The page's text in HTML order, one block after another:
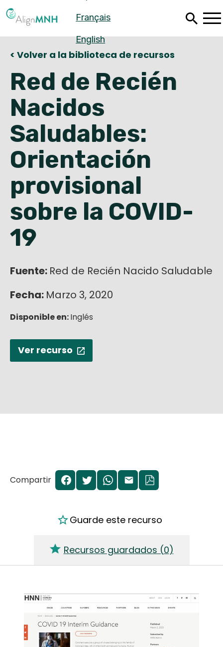
principal
Français
English
Español
Français
English
< Volver a la biblioteca de recursos
Red de Recién
Nacidos
Saludables:
Orientación
provisional
sobre la COVID-
19
Fuente: Red de Recién Nacido Saludable
Fecha: Marzo 3, 2020
Disponible en:Inglés
Ver recurso
Compartir
Guarde este recurso
Recursos guardados (0)